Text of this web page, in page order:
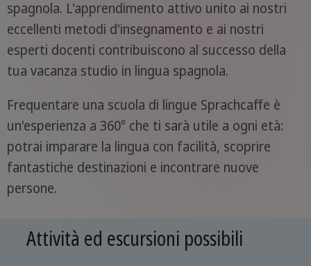
spagnola. L'apprendimento attivo unito ai nostri
eccellenti metodi d'insegnamento e ai nostri
esperti docenti contribuiscono al successo della
tua vacanza studio in lingua spagnola.
Frequentare una scuola di lingue Sprachcaffe è
un'esperienza a 360° che ti sarà utile a ogni età:
potrai imparare la lingua con facilità, scoprire
fantastiche destinazioni e incontrare nuove
persone.
Attività ed escursioni possibili